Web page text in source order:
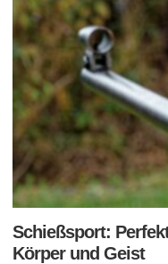
Schießsport:
Körper und Geist